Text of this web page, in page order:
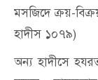
মসজিদে ক্রয়-
হাদীস ১০৭৯)
অন্য হাদীসে